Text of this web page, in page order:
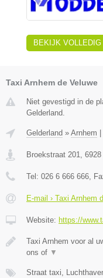
BEKIJK
Taxi Arnhem de Veluwe
Niet gevestigd in de
Gelderland.
Gelderland » Arnhem
Broekstraat 201, 6928
Tel: 026 6 666 666,
E-mail › Taxi Arnhem
Website: https://
Taxi Arnhem voor al
ons of ▼
Straat taxi,